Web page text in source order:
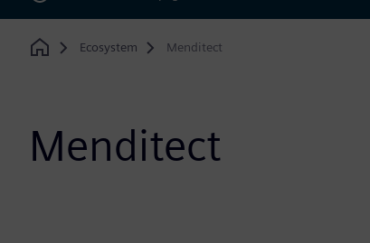
Home
Ecosystem Menditect
Menditect